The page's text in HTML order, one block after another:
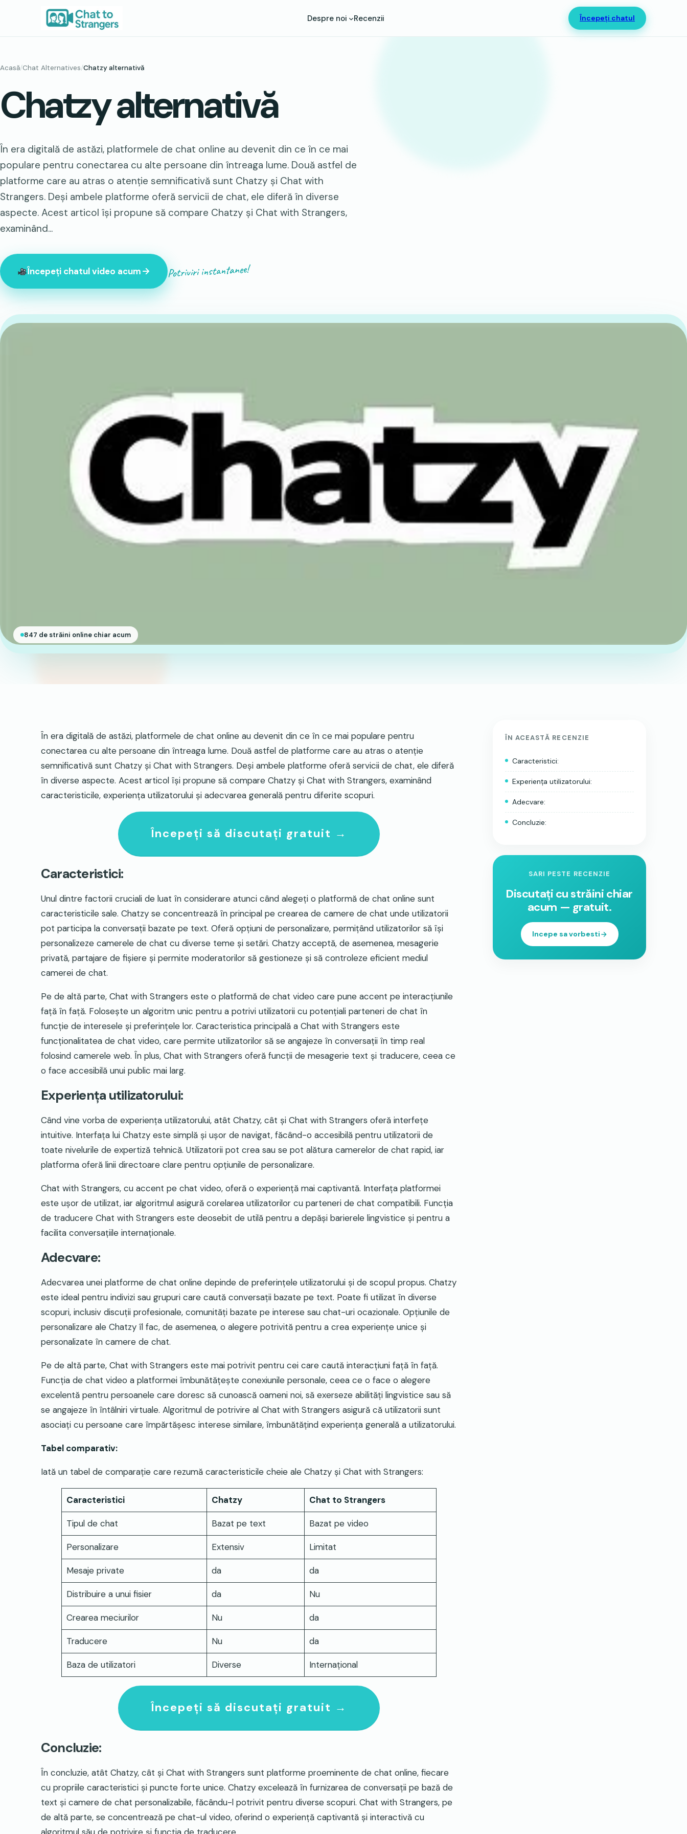
Despre noi Recenzii Începeți chatul
Acasă/Chat Alternatives/Chatzy alternativă
Chatzy alternativă
În era digitală de astăzi, platformele de chat online au devenit din ce în ce mai
populare pentru conectarea cu alte persoane din întreaga lume. Două astfel de
platforme care au atras o atenție semnificativă sunt Chatzy și Chat with
Strangers. Deși ambele platforme oferă servicii de chat, ele diferă în diverse
aspecte. Acest articol își propune să compare Chatzy și Chat with Strangers,
examinând...
Începeți chatul video acum Potriviri instantanee!
847 de străini online chiar acum
În era digitală de astăzi, platformele de chat online au devenit din ce în ce mai populare pentru
conectarea cu alte persoane din întreaga lume. Două astfel de platforme care au atras o atenție
semnificativă sunt Chatzy și Chat with Strangers. Deși ambele platforme oferă servicii de chat, ele diferă
în diverse aspecte. Acest articol își propune să compare Chatzy și Chat with Strangers, examinând
caracteristicile, experiența utilizatorului și adecvarea generală pentru diferite scopuri.
Începeți să discutați gratuit →
Caracteristici:
Unul dintre factorii cruciali de luat în considerare atunci când alegeți o platformă de chat online sunt
caracteristicile sale. Chatzy se concentrează în principal pe crearea de camere de chat unde utilizatorii
pot participa la conversații bazate pe text. Oferă opțiuni de personalizare, permițând utilizatorilor să își
personalizeze camerele de chat cu diverse teme și setări. Chatzy acceptă, de asemenea, mesagerie
privată, partajare de fișiere și permite moderatorilor să gestioneze și să controleze eficient mediul
camerei de chat.
Pe de altă parte, Chat with Strangers este o platformă de chat video care pune accent pe interacțiunile
față în față. Folosește un algoritm unic pentru a potrivi utilizatorii cu potențiali parteneri de chat în
funcție de interesele și preferințele lor. Caracteristica principală a Chat with Strangers este
funcționalitatea de chat video, care permite utilizatorilor să se angajeze în conversații în timp real
folosind camerele web. În plus, Chat with Strangers oferă funcții de mesagerie text și traducere, ceea ce
o face accesibilă unui public mai larg.
Experiența utilizatorului:
Când vine vorba de experiența utilizatorului, atât Chatzy, cât și Chat with Strangers oferă interfețe
intuitive. Interfața lui Chatzy este simplă și ușor de navigat, făcând-o accesibilă pentru utilizatorii de
toate nivelurile de expertiză tehnică. Utilizatorii pot crea sau se pot alătura camerelor de chat rapid, iar
platforma oferă linii directoare clare pentru opțiunile de personalizare.
Chat with Strangers, cu accent pe chat video, oferă o experiență mai captivantă. Interfața platformei
este ușor de utilizat, iar algoritmul asigură corelarea utilizatorilor cu parteneri de chat compatibili. Funcția
de traducere Chat with Strangers este deosebit de utilă pentru a depăși barierele lingvistice și pentru a
facilita conversațiile internaționale.
Adecvare:
Adecvarea unei platforme de chat online depinde de preferințele utilizatorului și de scopul propus. Chatzy
este ideal pentru indivizi sau grupuri care caută conversații bazate pe text. Poate fi utilizat în diverse
scopuri, inclusiv discuții profesionale, comunități bazate pe interese sau chat-uri ocazionale. Opțiunile de
personalizare ale Chatzy îl fac, de asemenea, o alegere potrivită pentru a crea experiențe unice și
personalizate în camere de chat.
Pe de altă parte, Chat with Strangers este mai potrivit pentru cei care caută interacțiuni față în față.
Funcția de chat video a platformei îmbunătățește conexiunile personale, ceea ce o face o alegere
excelentă pentru persoanele care doresc să cunoască oameni noi, să exerseze abilități lingvistice sau să
se angajeze în întâlniri virtuale. Algoritmul de potrivire al Chat with Strangers asigură că utilizatorii sunt
asociați cu persoane care împărtășesc interese similare, îmbunătățind experiența generală a utilizatorului.
Tabel comparativ:
Iată un tabel de comparație care rezumă caracteristicile cheie ale Chatzy și Chat with Strangers:
Caracteristici Chatzy Chat to Strangers
Tipul de chat Bazat pe text Bazat pe video
Personalizare Extensiv Limitat
Mesaje private da da
Distribuire a unui fisier da Nu
Crearea meciurilor Nu da
Traducere Nu da
Baza de utilizatori Diverse Internaţional
Începeți să discutați gratuit →
Concluzie:
În concluzie, atât Chatzy, cât și Chat with Strangers sunt platforme proeminente de chat online, fiecare
cu propriile caracteristici și puncte forte unice. Chatzy excelează în furnizarea de conversații pe bază de
text și camere de chat personalizabile, făcându-l potrivit pentru diverse scopuri. Chat with Strangers, pe
de altă parte, se concentrează pe chat-ul video, oferind o experiență captivantă și interactivă cu
ÎN ACEASTĂ RECENZIE
Caracteristici:
Experiența utilizatorului:
Adecvare:
Concluzie:
SARI PESTE RECENZIE
Discutați cu străini chiar
acum — gratuit.
Incepe sa vorbesti